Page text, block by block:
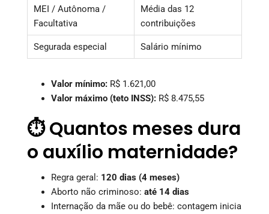
MEI / Autônoma /
Facultativa
Média das 12
contribuições
Segurada especial Salário mínimo
Valor mínimo: R$ 1.621,00
Valor máximo (teto INSS): R$ 8.475,55
⏱️ Quantos meses dura
o auxílio maternidade?
Regra geral: 120 dias (4 meses)
Aborto não criminoso: até 14 dias
Internação da mãe ou do bebê: contagem inicia